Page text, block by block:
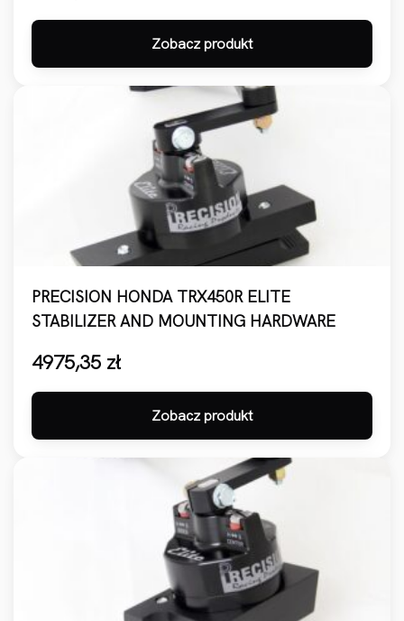
Zobacz produkt
PRECISION HONDA TRX450R ELITE
STABILIZER AND MOUNTING HARDWARE
4975,35 zł
Zobacz produkt